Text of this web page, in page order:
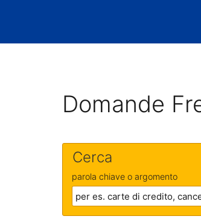
Domande
Cerca
parola chiave o argomento